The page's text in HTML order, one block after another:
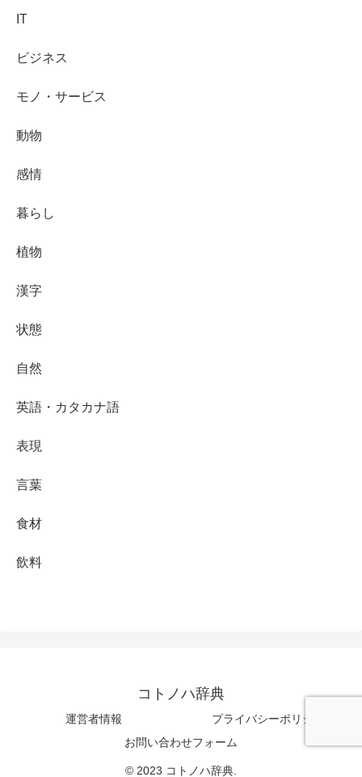
IT
ビジネス
モノ・サービス
動物
感情
暮らし
植物
漢字
状態
自然
英語・カタカナ語
表現
言葉
食材
飲料
コトノハ辞典
運営者情報
プライバシーポリシー
お問い合わせフォーム
© 2023 コトノハ辞典.